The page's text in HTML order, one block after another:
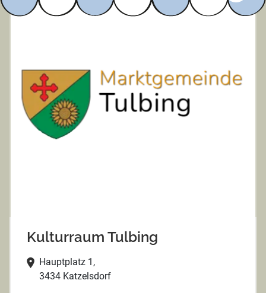
Kulturraum Tulbing
Hauptplatz 1,
3434 Katzelsdorf